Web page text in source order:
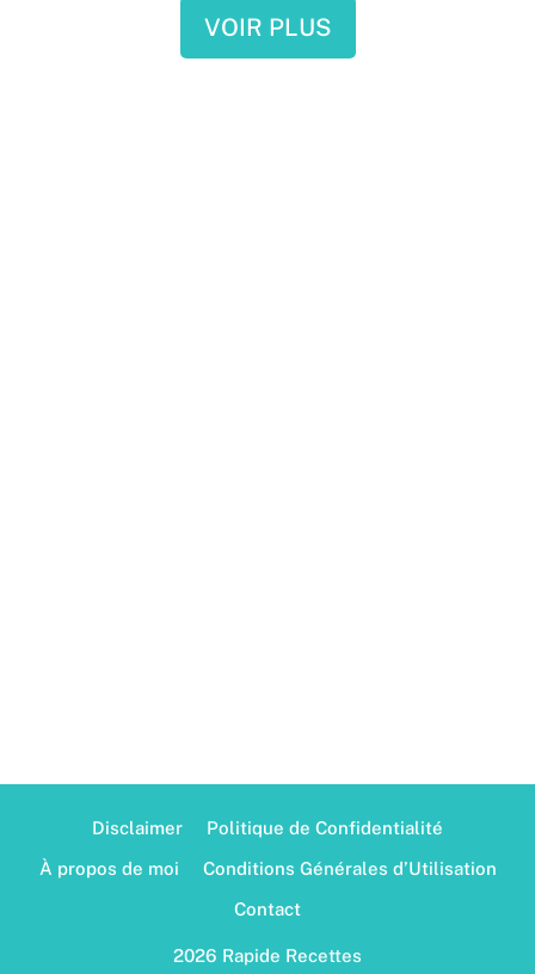
VOIR PLUS
Disclaimer
Politique de Confidentialité
À propos de moi
Conditions Générales d’Utilisation
Contact
2026 Rapide Recettes